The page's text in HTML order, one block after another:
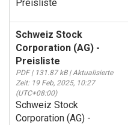
Preisliste
Schweiz Stock
Corporation (AG) -
Preisliste
PDF | 131.87 kB | Aktualisierte
Zeit: 19 Feb, 2025, 10:27
(UTC+08:00)
Schweiz Stock
Corporation (AG) -